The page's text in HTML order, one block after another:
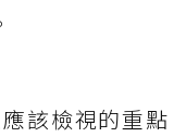
該檢視的重點